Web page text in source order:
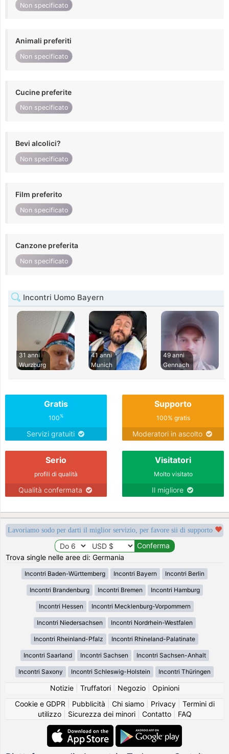
Non specificato
Animali preferiti
Non specificato
Cucine preferite
Non specificato
Bevi alcolici?
Non specificato
Film preferito
Non specificato
Canzone preferita
Non specificato
Incontri Uomo Bayern
31 anni
Wurzburg
41 anni
Munich
49 anni
Gennach
Gratis
100%
Servizi gratuiti
Supporto
100% gratis
Moderatori in ascolto
Serio
profili di qualità
Qualità confermata
Visitatori
Molto visitato
Il migliore
Lavoriamo sodo per darti il miglior servizio, per favore sii di supporto
Trova single nelle aree di: Germania
Incontri Baden-Württemberg Incontri Bayern Incontri Berlin
Incontri Brandenburg Incontri Bremen Incontri Hamburg
Incontri Hessen Incontri Mecklenburg-Vorpommern
Incontri Niedersachsen Incontri Nordrhein-Westfalen
Incontri Rheinland-Pfalz Incontri Rhineland-Palatinate
Incontri Saarland Incontri Sachsen Incontri Sachsen-Anhalt
Incontri Saxony Incontri Schleswig-Holstein Incontri Thüringen
Notizie| Truffatori| Negozio| Opinioni
Cookie e GDPR
Pubblicità Chi siamo| Privacy| Termini di
utilizzo| Sicurezza dei minori| Contatto| FAQ